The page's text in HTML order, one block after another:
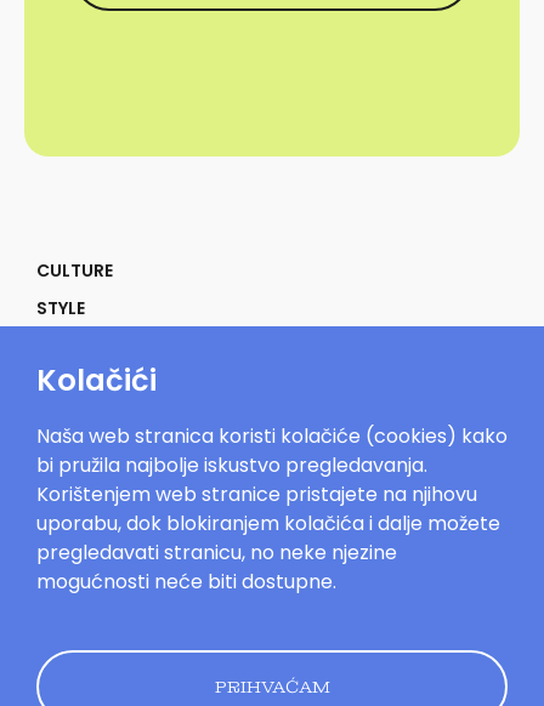
CULTURE
STYLE
POWER
IN THE MOOD
Mood.hr©2023. Sva prava zadržana.
korištenja
Politika kolačića
Pravila
privatnosti
Kolačići
Naša web stranica koristi kolačiće (cookies) kako
bi pružila najbolje iskustvo pregledavanja.
Korištenjem web stranice pristajete na njihovu
uporabu, dok blokiranjem kolačića i dalje možete
pregledavati stranicu, no neke njezine
mogućnosti neće biti dostupne.
PRIHVAĆAM